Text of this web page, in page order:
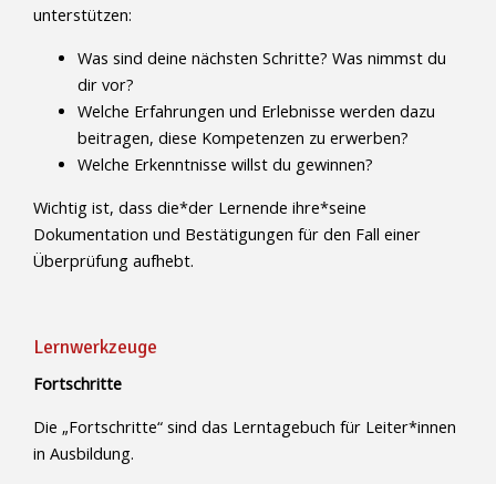
unterstützen:
Was sind deine nächsten Schritte? Was nimmst du
dir vor?
Welche Erfahrungen und Erlebnisse werden dazu
beitragen, diese Kompetenzen zu erwerben?
Welche Erkenntnisse willst du gewinnen?
Wichtig ist, dass die*der Lernende ihre*seine
Dokumentation und Bestätigungen für den Fall einer
Überprüfung aufhebt.
Lernwerkzeuge
Fortschritte
Die „Fortschritte“ sind das Lerntagebuch für Leiter*innen
in Ausbildung.